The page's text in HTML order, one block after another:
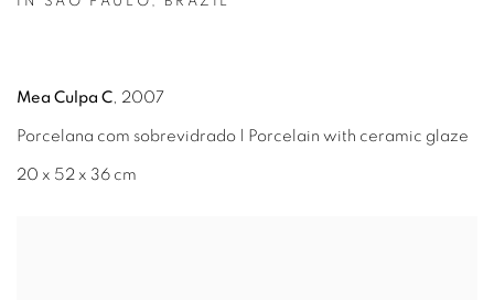
Mea Culpa C, 2007
Porcelana com sobrevidrado | Porcelain with ceramic glaze
20 x 52 x 36 cm